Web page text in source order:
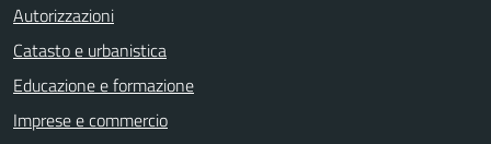
Autorizzazioni
Catasto e urbanistica
Educazione e formazione
Imprese e commercio